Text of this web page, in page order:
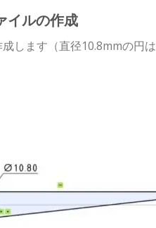
イルの作成
します（直径10.8mmの円